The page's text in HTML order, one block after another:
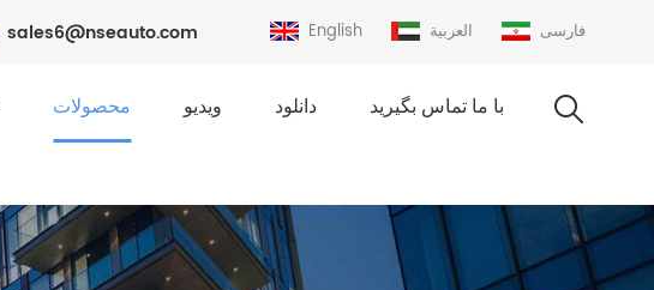
English العربية فارسی sales6@nseauto.com
محصولات ویدیو دانلود با ما تماس بگیرید